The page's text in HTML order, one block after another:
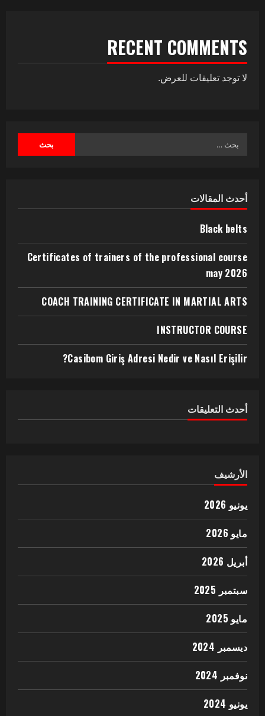
RECENT COMMENTS
لا توجد تعليقات للعرض.
أحدث المقالات
Black belts
Certificates of trainers of the professional course
may 2026
COACH TRAINING CERTIFICATE IN MARTIAL ARTS
INSTRUCTOR COURSE
Casibom Giriş Adresi Nedir ve Nasıl Erişilir?
أحدث التعليقات
الأرشيف
يونيو 2026
مايو 2026
أبريل 2026
سبتمبر 2025
مايو 2025
ديسمبر 2024
نوفمبر 2024
يونيو 2024